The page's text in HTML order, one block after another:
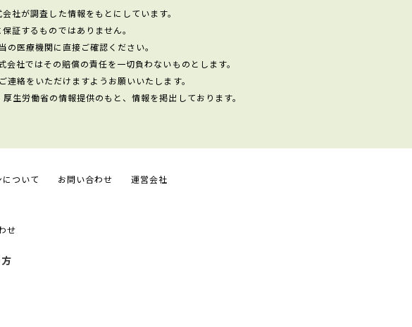
社が調査した情報をもとにしています。
証するものではありません。
医療機関に直接ご確認ください。
社ではその賠償の責任を一切負わないものとします。
絡をいただけますようお願いいたします。
生労働省の情報提供のもと、情報を掲出しております。
ついて お問い合わせ 運営会社
せ